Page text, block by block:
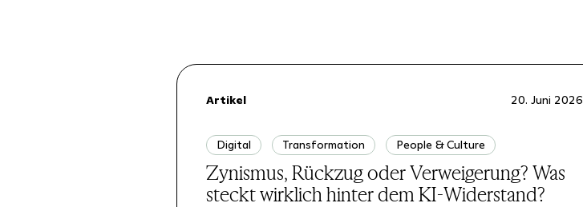
20. Juni 2026
Artikel
Digital Transformation People & Culture
Zynismus, Rückzug oder Verweigerung? Was
steckt wirklich hinter dem KI-Widerstand?